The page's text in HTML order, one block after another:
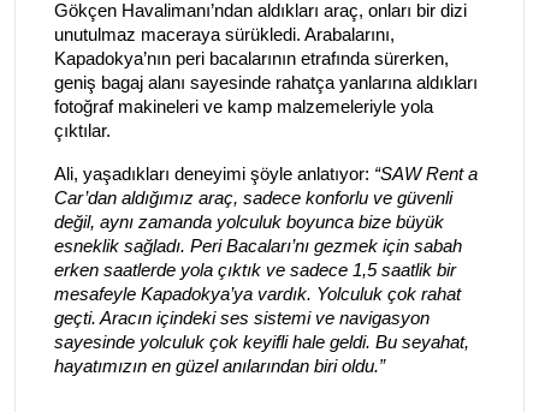
Gökçen Havalimanı’ndan aldıkları araç, onları bir dizi
unutulmaz maceraya sürükledi. Arabalarını,
Kapadokya’nın peri bacalarının etrafında sürerken,
geniş bagaj alanı sayesinde rahatça yanlarına aldıkları
fotoğraf makineleri ve kamp malzemeleriyle yola
çıktılar.
Ali, yaşadıkları deneyimi şöyle anlatıyor: “SAW Rent a
Car’dan aldığımız araç, sadece konforlu ve güvenli
değil, aynı zamanda yolculuk boyunca bize büyük
esneklik sağladı. Peri Bacaları’nı gezmek için sabah
erken saatlerde yola çıktık ve sadece 1,5 saatlik bir
mesafeyle Kapadokya’ya vardık. Yolculuk çok rahat
geçti. Aracın içindeki ses sistemi ve navigasyon
sayesinde yolculuk çok keyifli hale geldi. Bu seyahat,
hayatımızın en güzel anılarından biri oldu.”